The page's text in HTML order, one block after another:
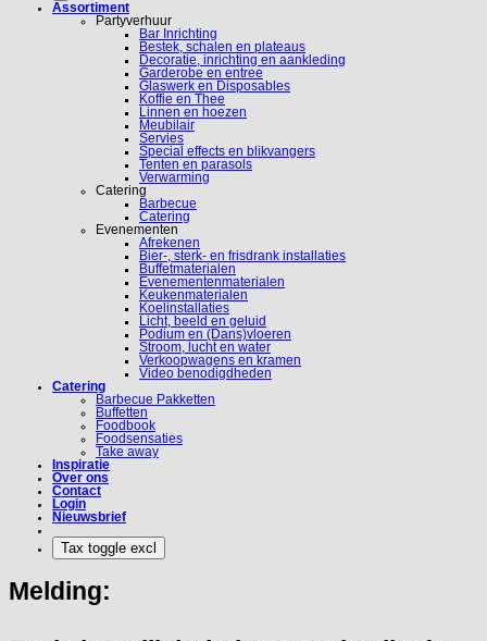
Assortiment
Partyverhuur
Bar Inrichting
Bestek, schalen en plateaus
Decoratie, inrichting en aankleding
Garderobe en entree
Glaswerk en Disposables
Koffie en Thee
Linnen en hoezen
Meubilair
Servies
Special effects en blikvangers
Tenten en parasols
Verwarming
Catering
Barbecue
Catering
Evenementen
Afrekenen
Bier-, sterk- en frisdrank installaties
Buffetmaterialen
Evenementenmaterialen
Keukenmaterialen
Koelinstallaties
Licht, beeld en geluid
Podium en (Dans)vloeren
Stroom, lucht en water
Verkoopwagens en kramen
Video benodigdheden
Catering
Barbecue Pakketten
Buffetten
Foodbook
Foodsensaties
Take away
Inspiratie
Over ons
Contact
Login
Nieuwsbrief
Melding: